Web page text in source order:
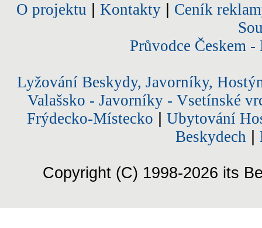
O projektu Kontakty| Ceník
Průvodce Českem
Lyžování Beskydy, Javorníky,
Valašsko - Javorníky - Vsetínské
Frýdecko-Místecko
Ubytování
Beskydech
Copyright (C) 1998-2026 its